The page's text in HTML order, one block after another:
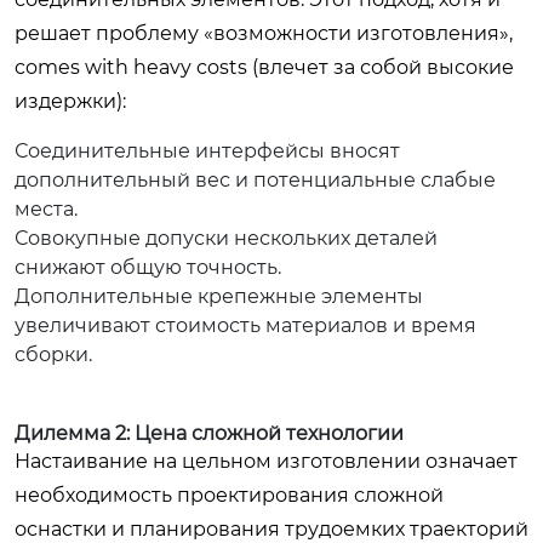
решает проблему «возможности изготовления»,
comes with heavy costs (влечет за собой высокие
издержки):
Соединительные интерфейсы вносят
дополнительный вес и потенциальные слабые
места.
Совокупные допуски нескольких деталей
снижают общую точность.
Дополнительные крепежные элементы
увеличивают стоимость материалов и время
сборки.
Дилемма 2: Цена сложной технологии
Настаивание на цельном изготовлении означает
необходимость проектирования сложной
оснастки и планирования трудоемких траекторий